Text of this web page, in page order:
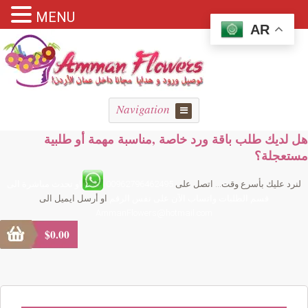
Navigation
هل لديك طلب باقة ورد خاصة ,مناسبة مهمة أو طلبية
مستعجلة؟
لنرد عليك بأسرع وقت... اتصل على
او أرسل ايميل الى
$0.00
AR
MENU